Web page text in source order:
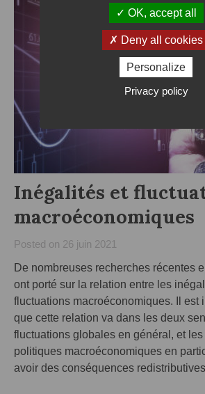
Inégalités et
macroéconomiques
Posted on 26 juin 2021
De nombreuses recherches récentes
ont porté sur la relation entre les
fluctuations macroéconomiques. Il est
que cette relation va dans les deux
fluctuations globales en général, et
politiques macroéconomiques en
avoir des conséquences
OK, accept all
Deny all cookies
Personalize
Privacy policy